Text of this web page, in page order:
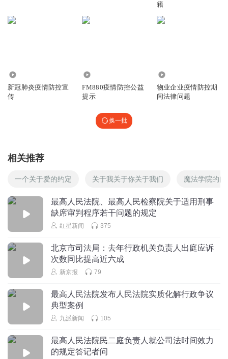
籍
新冠肺炎疫情防控宣
传
FM880疫情防控公益
提示
物业企业疫情防控期
间法律问题
换一批
相关推荐
一个关于爱的约定 关于我关于你关于我们 魔法学院的
最高人民法院、最高人民检察院关于适用刑事
缺席审判程序若干问题的规定
红星新闻 375
北京市司法局：去年行政机关负责人出庭应诉
次数同比提高近六成
新京报 79
最高人民法院发布人民法院实质化解行政争议
典型案例
九派新闻 105
最高人民法院民二庭负责人就公司法时间效力
的规定答记者问